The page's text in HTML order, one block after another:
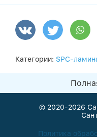
Категории: SPC-
© 2020-2026
Политика